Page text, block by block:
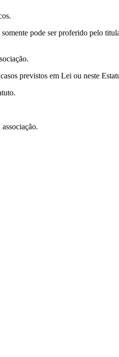
pode ser proferido pelo
previstos em Lei ou neste